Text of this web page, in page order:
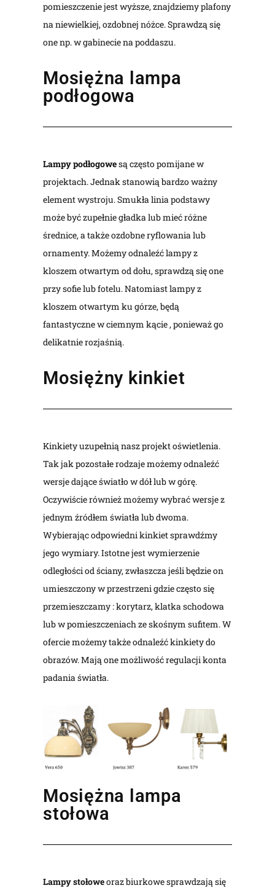
pomieszczenie jest wyższe, znajdziemy plafony
na niewielkiej, ozdobnej nóżce. Sprawdzą się
one np. w gabinecie na poddaszu.
Mosiężna lampa
podłogowa
Lampy podłogowesą często pomijane w
projektach. Jednak stanowią bardzo ważny
element wystroju. Smukła linia podstawy
może być zupełnie gładka lub mieć różne
średnice, a także ozdobne ryflowania lub
ornamenty. Możemy odnaleźć lampy z
kloszem otwartym od dołu, sprawdzą się one
przy sofie lub fotelu. Natomiast lampy z
kloszem otwartym ku górze, będą
fantastyczne w ciemnym kącie , ponieważ go
delikatnie rozjaśnią.
Mosiężny kinkiet
Kinkiety uzupełnią nasz projekt oświetlenia.
Tak jak pozostałe rodzaje możemy odnaleźć
wersje dające światło w dół lub w górę.
Oczywiście również możemy wybrać wersje z
jednym źródłem światła lub dwoma.
Wybierając odpowiedni kinkiet sprawdźmy
jego wymiary. Istotne jest wymierzenie
odległości od ściany, zwłaszcza jeśli będzie on
umieszczony w przestrzeni gdzie często się
przemieszczamy : korytarz, klatka schodowa
lub w pomieszczeniach ze skośnym sufitem. W
ofercie możemy także odnaleźć kinkiety do
obrazów. Mają one możliwość regulacji konta
padania światła.
Mosiężna lampa
stołowa
Lampy stołoweoraz biurkowe sprawdzają się